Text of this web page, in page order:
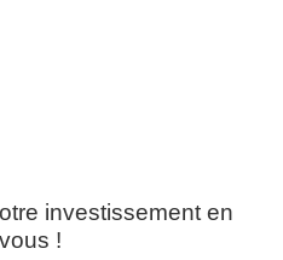
investissement en
!